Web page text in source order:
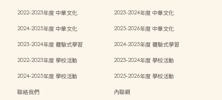
2022-2023年度 中華文化
2023-2024年度 中華文化
2024-2025年度 中華文化
2025-2026年度 中華文化
2023-2024年度 體驗式學習
2024-2025年度 體驗式學習
2022-2023年度 學校活動
2023-2024年度 學校活動
2024-2025年度 學校活動
2025-2026年度 學校活動
聯絡我們
內聯網